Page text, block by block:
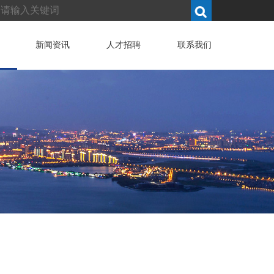
新闻资讯 人才招聘 联系我们